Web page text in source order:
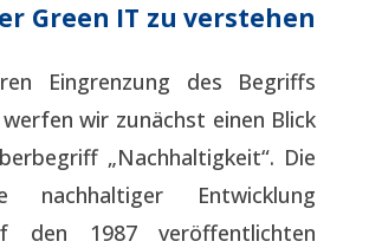
Green IT zu verstehen
Eingrenzung des Begriffs
werfen wir zunächst einen Blick
„Nachhaltigkeit“. Die
nachhaltiger Entwicklung
den 1987 veröffentlichten